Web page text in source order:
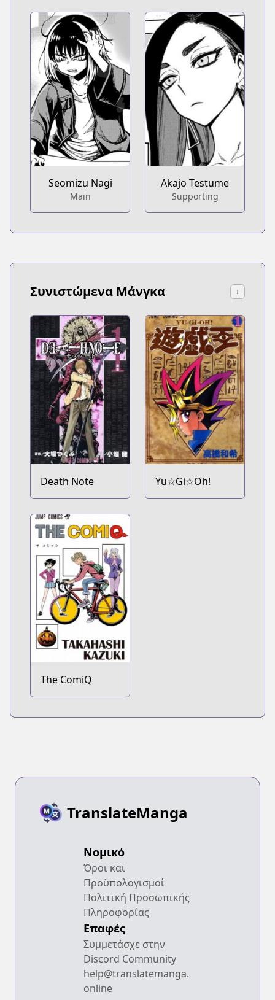
Seomizu Nagi
Main
Akajo Testume
Supporting
Συνιστώμενα Μάνγκα ↓
Death Note Yu☆Gi☆Oh!
The ComiQ
TranslateManga
Νομικό
Όροι και
Προϋπολογισμοί
Πολιτική Προσωπικής
Πληροφορίας
Επαφές
Συμμετάσχε στην
Discord Community
help@translatemanga.
online